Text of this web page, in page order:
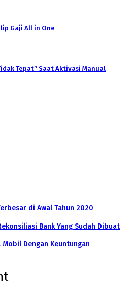
Gaji All in One
Tepat” Saat Aktivasi Manual
di Awal Tahun 2020
Bank Yang Sudah Dibuat
Dengan Keuntungan